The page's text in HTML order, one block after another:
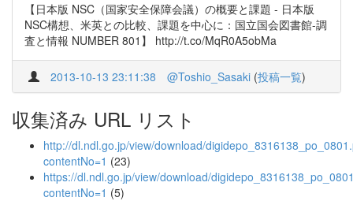
【日本版 NSC（国家安全保障会議）の概要と課題 - 日本版
NSC構想、米英との比較、課題を中心に：国立国会図書館-調
査と情報 NUMBER 801】 http://t.co/MqR0A5obMa
2013-10-13 23:11:38 @Toshio_Sasaki (投稿一覧)
収集済み URL リスト
http://dl.ndl.go.jp/view/download/
contentNo=1 (23)
https://dl.ndl.go.jp/view/download/
contentNo=1 (5)